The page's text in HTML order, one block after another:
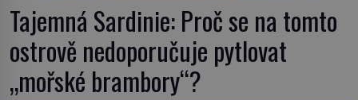
Tajemná Sardinie: Proč se na tomto
ostrově nedoporučuje pytlovat
„mořské brambory“?